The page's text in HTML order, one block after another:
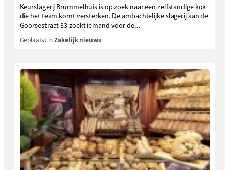
Keurslagerij Brummelhuis is op zoek naar een zelfstandige kok
die het team komt versterken. De ambachtelijke slagerij aan de
Goorsestraat 33 zoekt iemand voor de...
Geplaatst inZakelijk nieuws